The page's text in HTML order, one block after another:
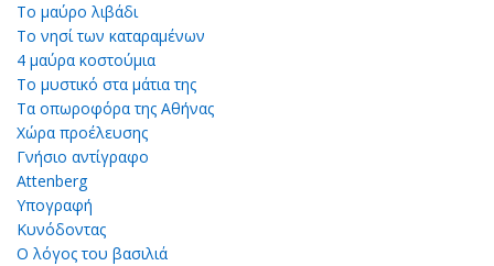
Το μαύρο λιβάδι
Το νησί των καταραμένων
4 μαύρα κοστούμια
Το μυστικό στα μάτια της
Τα οπωροφόρα της Αθήνας
Χώρα προέλευσης
Γνήσιο αντίγραφο
Attenberg
Υπογραφή
Κυνόδοντας
Ο λόγος του βασιλιά